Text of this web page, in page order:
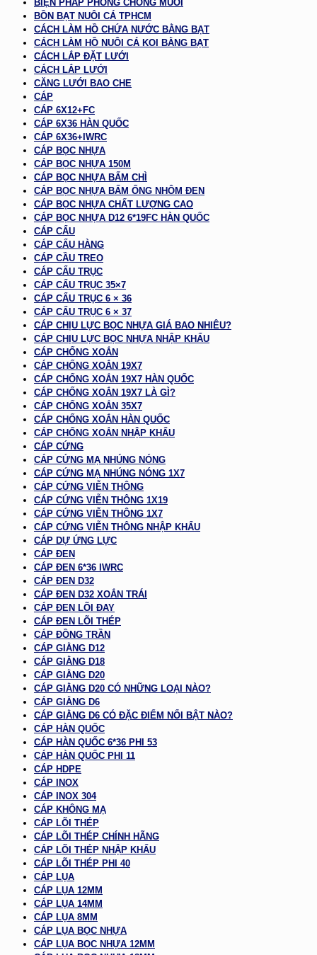
BIỆN PHÁP PHÒNG CHỐNG MUỖI
BỒN BẠT NUÔI CÁ TPHCM
CÁCH LÀM HỒ CHỨA NƯỚC BẰNG BẠT
CÁCH LÀM HỒ NUÔI CÁ KOI BẰNG BẠT
CÁCH LẮP ĐẶT LƯỚI
CÁCH LẮP LƯỚI
CĂNG LƯỚI BAO CHE
CÁP
CÁP 6X12+FC
CÁP 6X36 HÀN QUỐC
CÁP 6X36+IWRC
CÁP BỌC NHỰA
CÁP BỌC NHỰA 150M
CÁP BỌC NHỰA BẤM CHÌ
CÁP BỌC NHỰA BẤM ỐNG NHÔM ĐEN
CÁP BỌC NHỰA CHẤT LƯỢNG CAO
CÁP BỌC NHỰA D12 6*19FC HÀN QUỐC
CÁP CẨU
CÁP CẨU HÀNG
CÁP CẦU TREO
CÁP CẨU TRỤC
CÁP CẨU TRỤC 35×7
CÁP CẨU TRỤC 6 × 36
CÁP CẨU TRỤC 6 × 37
CÁP CHỊU LỰC BỌC NHỰA GIÁ BAO NHIÊU?
CÁP CHỊU LỰC BỌC NHỰA NHẬP KHẨU
CÁP CHỐNG XOẮN
CÁP CHỐNG XOẮN 19X7
CÁP CHỐNG XOẮN 19X7 HÀN QUỐC
CÁP CHỐNG XOẮN 19X7 LÀ GÌ?
CÁP CHỐNG XOẮN 35X7
CÁP CHỐNG XOẮN HÀN QUỐC
CÁP CHỐNG XOẮN NHẬP KHẨU
CÁP CỨNG
CÁP CỨNG MẠ NHÚNG NÓNG
CÁP CỨNG MẠ NHÚNG NÓNG 1X7
CÁP CỨNG VIỄN THÔNG
CÁP CỨNG VIỄN THÔNG 1X19
CÁP CỨNG VIỄN THÔNG 1X7
CÁP CỨNG VIỄN THÔNG NHẬP KHẨU
CÁP DỰ ỨNG LỰC
CÁP ĐEN
CÁP ĐEN 6*36 IWRC
CÁP ĐEN D32
CÁP ĐEN D32 XOẮN TRÁI
CÁP ĐEN LÕI ĐAY
CÁP ĐEN LÕI THÉP
CÁP ĐỒNG TRẦN
CÁP GIẰNG D12
CÁP GIẰNG D18
CÁP GIẰNG D20
CÁP GIẰNG D20 CÓ NHỮNG LOẠI NÀO?
CÁP GIẰNG D6
CÁP GIẰNG D6 CÓ ĐẶC ĐIỂM NỔI BẬT NÀO?
CÁP HÀN QUỐC
CÁP HÀN QUỐC 6*36 PHI 53
CÁP HÀN QUỐC PHI 11
CÁP HDPE
CÁP INOX
CÁP INOX 304
CÁP KHÔNG MẠ
CÁP LÕI THÉP
CÁP LÕI THÉP CHÍNH HÃNG
CÁP LÕI THÉP NHẬP KHẨU
CÁP LÕI THÉP PHI 40
CÁP LỤA
CÁP LỤA 12MM
CÁP LỤA 14MM
CÁP LỤA 8MM
CÁP LỤA BỌC NHỰA
CÁP LỤA BỌC NHỰA 12MM